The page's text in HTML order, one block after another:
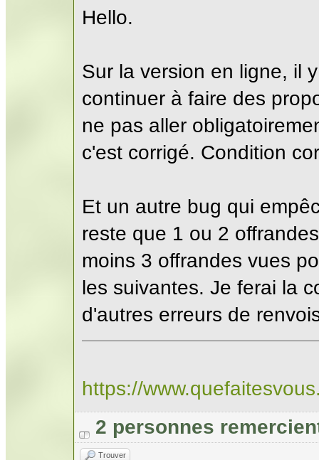
Hello.
Sur la version en ligne, il
continuer à faire des
ne pas aller
c'est corrigé. Condition
Et un autre bug qui
reste que 1 ou 2
moins 3 offrandes vues
les suivantes. Je ferai la
d'autres erreurs de
https://
2 personnes
Trouver